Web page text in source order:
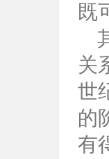
既
关
世
的
有